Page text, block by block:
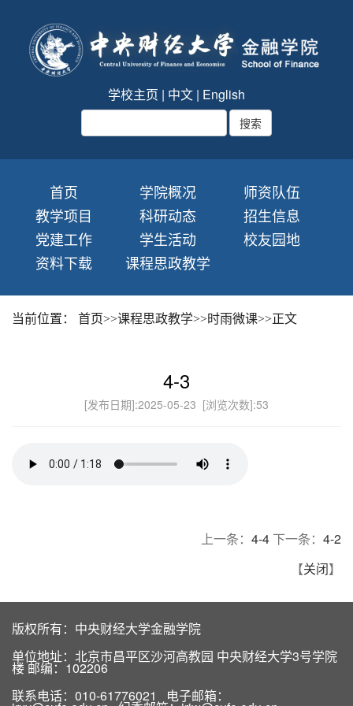
学校主页 | 中文 | English
首页 学院概况
师资队伍
教学项目
科研动态
招生信息
党建工作
学生活动
校友园地
资料下载
课程思政教学
当前位置： 首页>>课程思政教学>>时雨微课>>正文
4-3
[发布日期]:2025-05-23 [浏览次数]:53
上一条： 4-4 下一条： 4-2
【关闭】
版权所有：中央财经大学金融学院
单位地址：北京市昌平区沙河高教园 中央财经大学3号学院
楼 邮编：102206
联系电话：010-61776021 电子邮箱：